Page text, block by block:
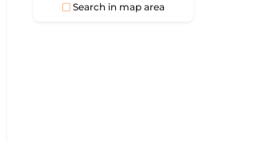
Search in map area